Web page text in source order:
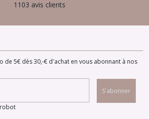
1103 avis clients
de 5€ dès 30,-€ d'achat en vous abonnant à nos
S'abonner
robot